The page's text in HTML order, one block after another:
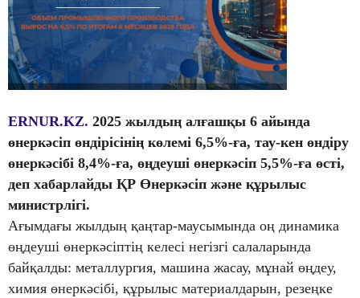
ERNUR.KZ. 2025 жылдың алғашқы 6 айында
өнеркәсіп өндірісінің көлемі 6,5%-ға, тау-кен өндіру
өнеркәсібі 8,4%-ға, өңдеуші өнеркәсіп 5,5%-ға өсті,
деп хабарлайды ҚР Өнеркәсіп және құрылыс
министрлігі.
Ағымдағы жылдың қаңтар-маусымында оң динамика
өңдеуші өнеркәсіптің келесі негізгі салаларында
байқалды: металлургия, машина жасау, мұнай өңдеу,
химия өнеркәсібі, құрылыс материалдарын, резеңке